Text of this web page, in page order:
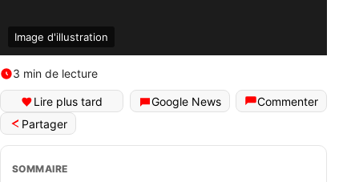
Image d'illustration
3 min de lecture
Lire plus tard Google News
Commenter
Partager
SOMMAIRE